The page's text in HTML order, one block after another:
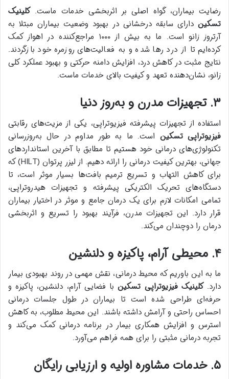
رضایت بیماران، گواه اصلی بر اثربخشی خدمات ماست.کلینیک
تسکین دارای سابقه درخشانی در بهبود وضعیت بیماران مبتلا به
آرتروز زانو است. ما به بیش از ۱۰۰۰ مراجع‌کننده در اهواز کمک
کرده‌ایم تا از درد رها شده و به فعالیت‌های روزمره خود بازگردند.
نتایج مثبت در کاهش درد، افزایش دامنه حرکتی و بهبود عملکرد کلی
زانو، نشان‌دهنده تعهد و کیفیت بالای خدمات ماست.
۳. تجهیزات مدرن و به‌روز دنیا
استفاده از تجهیزات پیشرفته فیزیوتراپی، یکی از مزیت‌های رقابتی
فیزیوتراپی تسکین است. ما به طور مداوم در حال به‌روزرسانی
تکنولوژی‌های درمانی خود هستیم تا مطابق با آخرین استانداردهای
جهانی، بهترین کیفیت درمانی را ارائه دهیم. از لیزر پرتوان (HILT) که
برای کاهش التهاب و تسریع ترمیم بافت‌ها بسیار موثر است، تا
دستگاه‌های تحریک الکتریکی پیشرفته و تجهیزات هیدروتراپی،
تمامی امکانات لازم برای یک درمان جامع و موثر در اختیار بیماران
قرار دارد. این تجهیزات مدرن، فرآیند بهبود را تسریع و اثربخشی
درمان را دوچندان می‌کند.
۴. محیطی آرام، پاکیزه و دلنشین
ما به این باوریم که محیط درمانی، نقش مهمی در روند بهبودی بیمار
دارد.کلینیک فیزیوتراپی تسکینبا فضایی آرام، دلنشین، پاکیزه و
حرفه‌ای طراحی شده است تا بیماران در طول جلسات درمانی
احساس راحتی و آرامش داشته باشند. این محیط مطلوب، به کاهش
استرس و افزایش همکاری بیمار در برنامه درمانی کمک می‌کند و
تجربه درمانی مثبتی را برای همه فراهم می‌آورد.
۵. خدمات مشاوره اولیه و ارزیابی رایگان